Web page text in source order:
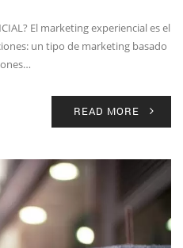
El marketing experiencial es el
un tipo de marketing basado
READ MORE